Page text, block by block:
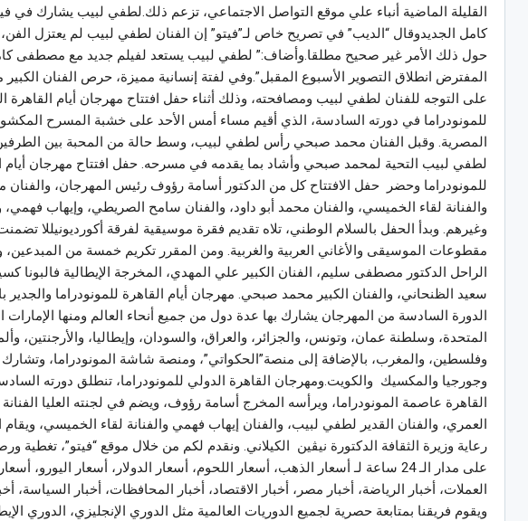
القليلة الماضية أنباء علي موقع التواصل الاجتماعي، تزعم ذلك.لطفي لبيب يشارك
كامل الجديدوقال “الديب” في تصريح خاص لـ”فيتو” إن الفنان لطفي لبيب لم يعتزل
حول ذلك الأمر غير صحيح مطلقا.وأضاف:” لطفي لبيب يستعد لفيلم جديد مع مصطفى
المفترض انطلاق التصوير الأسبوع المقبل”.وفي لفتة إنسانية مميزة، حرص الفنان
على التوجه للفنان لطفي لبيب ومصافحته، وذلك أثناء حفل افتتاح مهرجان أيام القاهرة
للمونودراما في دورته السادسة، الذي أقيم مساء أمس الأحد على خشبة المسرح المكشوف
المصرية. وقبل الفنان محمد صبحي رأس لطفي لبيب، وسط حالة من المحبة بين
لطفي لبيب التحية لمحمد صبحي وأشاد بما يقدمه في مسرحه. حفل افتتاح مهرجان أيام
للمونودراما وحضر حفل الافتتاح كل من الدكتور أسامة رؤوف رئيس المهرجان،
والفنانة لقاء الخميسي، والفنان محمد أبو داود، والفنان سامح الصريطي، وإيهاب
وغيرهم. وبدأ الحفل بالسلام الوطني، تلاه تقديم فقرة موسيقية لفرقة أكورديونيللا
مقطوعات الموسيقى والأغاني العربية والغربية. ومن المقرر تكريم خمسة من
الراحل الدكتور مصطفى سليم، الفنان الكبير علي المهدي، المخرجة الإيطالية فالبونا
سعيد الظنحاني، والفنان الكبير محمد صبحي. مهرجان أيام القاهرة للمونودراما والجدير
الدورة السادسة من المهرجان يشارك بها عدة دول من جميع أنحاء العالم ومنها الإمارات
المتحدة، وسلطنة عمان، وتونس، والجزائر، والعراق، والسودان، وإيطاليا، والأرجنتين،
وفلسطين، والمغرب، بالإضافة إلى منصة”الحكواتي”، ومنصة شاشة المونودراما، وتشارك
وجورجيا والمكسيك والكويت.ومهرجان القاهرة الدولي للمونودراما، تنطلق دورته
القاهرة عاصمة المونودراما، ويرأسه المخرج أسامة رؤوف، ويضم في لجنته العليا
العمري، والفنان القدير لطفي لبيب، والفنان إيهاب فهمي والفنانة لقاء الخميسي،
رعاية وزيرة الثقافة الدكتورة نيڤين الكيلاني. ونقدم لكم من خلال موقع “فيتو”، تغطية
على مدار الـ 24 ساعة لـ أسعار الذهب، أسعار اللحوم، أسعار الدولار، أسعار اليورو،
العملات، أخبار الرياضة، أخبار مصر، أخبار الاقتصاد، أخبار المحافظات، أخبار السياسة،
ويقوم فريقنا بمتابعة حصرية لجميع الدوريات العالمية مثل الدوري الإنجليزي، الدوري
الترجي ينتصر وديا على سان بيدرو الايفواري
أخبار الجهات
المنستير.. تدخلات ميدانية لجهر شبكات
الأمطار وتنظيف النقاط السوداء وقايةً من
الفيضانات
أخبار الجهات
القيروان.. اختتام الندوات الإقليمية للاستثمار
لتعزيز مساهمة التونسيين بالخارج في التنمية